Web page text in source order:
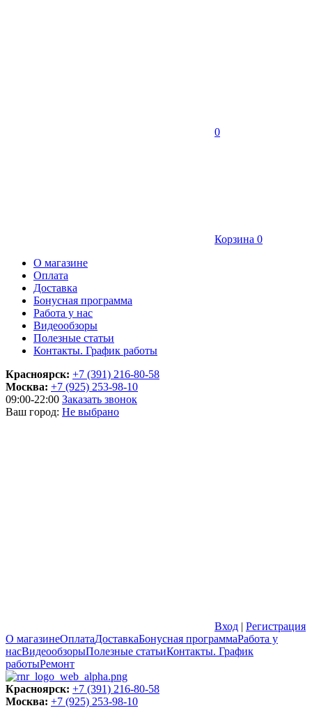
0
Корзина 0
О магазине
Оплата
Доставка
Бонусная программа
Работа у нас
Видеообзоры
Полезные статьи
Контакты. График работы
Красноярск: +7 (391) 216-80-58
Москва: +7 (925) 253-98-10
09:00-22:00 Заказать звонок
Ваш город: Не выбрано
Вход | Регистрация
О магазинеОплатаДоставкаБонусная программаРабота у
насВидеообзорыПолезные статьиКонтакты. График
работыРемонт
Красноярск: +7 (391) 216-80-58
Москва: +7 (925) 253-98-10